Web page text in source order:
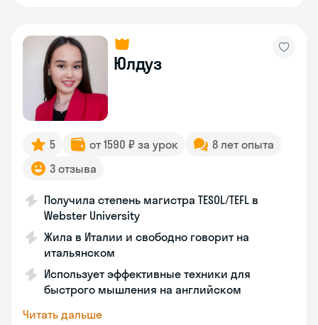
Юлдуз
5 от 1590 ₽ за урок
8 лет опыта
3 отзыва
Получила степень магистра TESOL/TEFL в
Webster University
Жила в Италии и свободно говорит на
итальянском
Использует эффективные техники для
быстрого мышления на английском
Читать дальше